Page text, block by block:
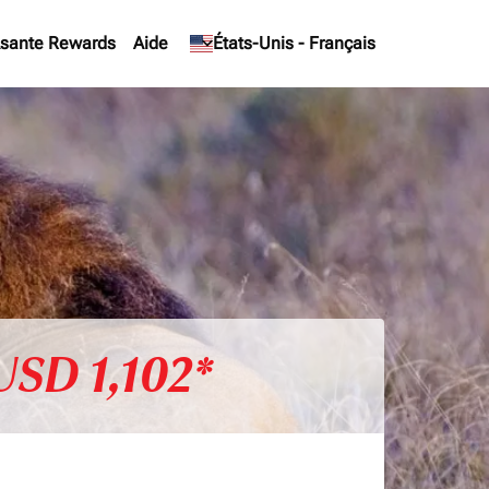
Rewards Aide États-Unis - Français
keyboard_arrow_down
1,102*